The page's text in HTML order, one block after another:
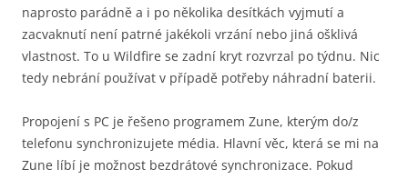
naprosto parádně a i po několika desítkách vyjmutí a
zacvaknutí není patrné jakékoli vrzání nebo jiná ošklivá
vlastnost. To u Wildfire se zadní kryt rozvrzal po týdnu. Nic
tedy nebrání používat v případě potřeby náhradní baterii.
Propojení s PC je řešeno programem Zune, kterým do/z
telefonu synchronizujete média. Hlavní věc, která se mi na
Zune líbí je možnost bezdrátové synchronizace. Pokud